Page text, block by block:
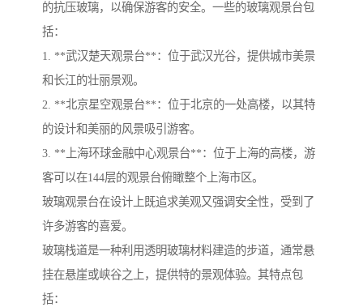
的抗压玻璃，以确保游客的安全。一些的玻璃观景台包
括：
1. **武汉楚天观景台**：位于武汉光谷，提供城市美景
和长江的壮丽景观。
2. **北京星空观景台**：位于北京的一处高楼，以其特
的设计和美丽的风景吸引游客。
3. **上海环球金融中心观景台**：位于上海的高楼，游
客可以在144层的观景台俯瞰整个上海市区。
玻璃观景台在设计上既追求美观又强调安全性，受到了
许多游客的喜爱。
玻璃栈道是一种利用透明玻璃材料建造的步道，通常悬
挂在悬崖或峡谷之上，提供特的景观体验。其特点包
括：